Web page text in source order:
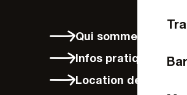
Qui sommes-nous ?
Infos pratiques
Location de vélos à